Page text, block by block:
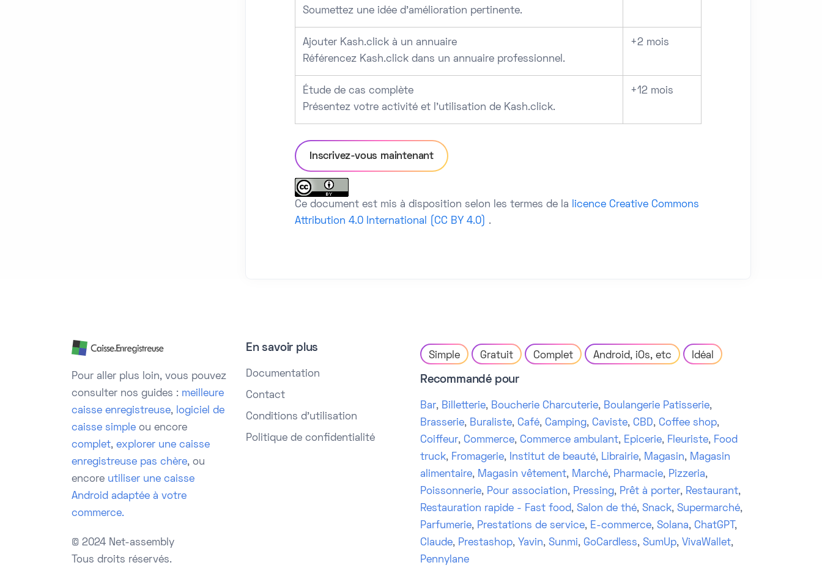
Soumettez une idée d’amélioration pertinente.
Ajouter Kash.click à un annuaire
Référencez Kash.click dans un annuaire professionnel.
+2 mois
Étude de cas complète
Présentez votre activité et l’utilisation de Kash.click.
+12 mois
Inscrivez-vous maintenant
Ce document est mis à disposition selon les termes de la
licence Creative Commons
Attribution 4.0 International (CC BY 4.0) .
Pour aller plus loin, vous pouvez
consulter nos guides : meilleure
caisse enregistreuse, logiciel de
caisse simple ou encore
complet, explorer une caisse
enregistreuse pas chère, ou
encore utiliser une caisse
Android adaptée à votre
commerce.
© 2024 Net-assembly
Tous droits réservés.
En savoir plus
Documentation
Contact
Conditions d'utilisation
Politique de confidentialité
Simple Gratuit Complet Android, iOs, etc Idéal
Recommandé pour
Bar, Billetterie, Boucherie Charcuterie, Boulangerie Patisserie,
Brasserie, Buraliste, Café, Camping, Caviste, CBD, Coffee shop,
Coiffeur, Commerce, Commerce ambulant, Epicerie, Fleuriste, Food
truck, Fromagerie, Institut de beauté, Librairie, Magasin, Magasin
alimentaire, Magasin vêtement, Marché, Pharmacie, Pizzeria,
Poissonnerie, Pour association, Pressing, Prêt à porter, Restaurant,
Restauration rapide - Fast food, Salon de thé, Snack, Supermarché,
Parfumerie, Prestations de service, E-commerce, Solana, ChatGPT ,
Claude, Prestashop, Yavin, Sunmi, GoCardless, SumUp, VivaWallet,
Pennylane